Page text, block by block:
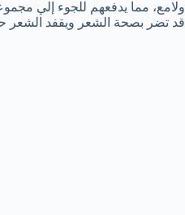
ولامع، مما يدفعهم للجوء إلي
قد تضر بصحة الشعر ويقفد الشعر